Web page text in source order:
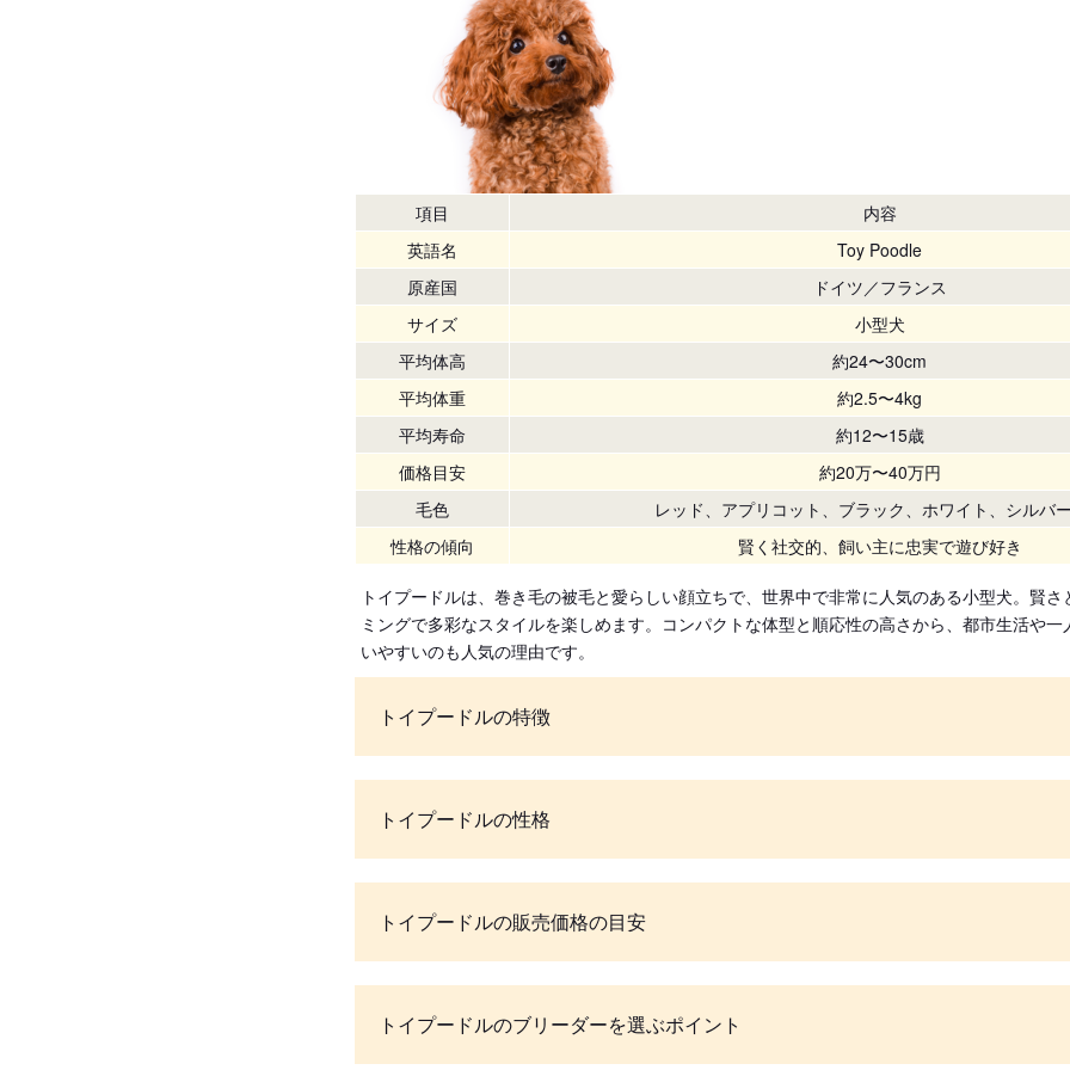
項目
内容
英語名
Toy Poodle
原産国
ドイツ／フランス
サイズ
小型犬
平均体高
約24〜30cm
平均体重
約2.5〜4kg
平均寿命
約12〜15歳
価格目安
約20万〜40万円
毛色
レッド、アプリコット、ブラック、ホワイト、シルバ
性格の傾向
賢く社交的、飼い主に忠実で遊び好き
トイプードルは、巻き毛の被毛と愛らしい顔立ちで、世界中で非常に人気のある小型犬。賢
ミングで多彩なスタイルを楽しめます。コンパクトな体型と順応性の高さから、都市生活や
いやすいのも人気の理由です。
トイプードルの特徴
トイプードルの性格
トイプードルの販売価格の目安
トイプードルのブリーダーを選ぶポイント